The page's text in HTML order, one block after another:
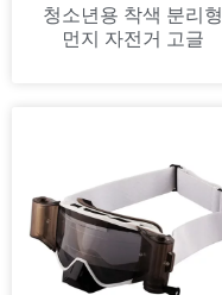
청소년용 착색 분리형
먼지 자전거 고글